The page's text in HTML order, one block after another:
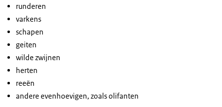
runderen
varkens
schapen
geiten
wilde zwijnen
herten
reeën
andere evenhoevigen, zoals olifanten